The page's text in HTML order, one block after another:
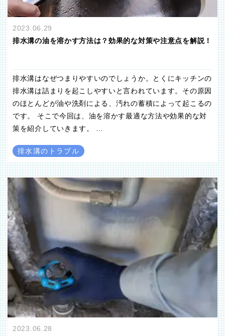
2023.06.29
排水溝の油を溶かす方法は？効果的な対策や注意点を解説！
排水溝はなぜつまりやすいのでしょうか。とくにキッチンの
排水溝は詰まりを起こしやすいと言われています。その原因
のほとんどが油や洗剤による、汚れの蓄積によって起こるの
です。 そこで今回は、油を溶かす最適な方法や効果的な対
策を紹介していきます。 …
排水溝のトラブル
2023.06.28